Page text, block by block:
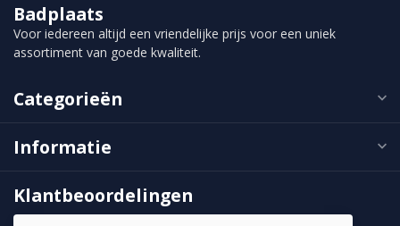
Badplaats
Voor iedereen altijd een vriendelijke prijs voor een uniek
assortiment van goede kwaliteit.
Categorieën
Informatie
Klantbeoordelingen